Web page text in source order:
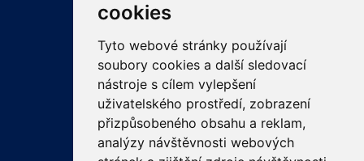
cookies
Tyto webové stránky používají
soubory cookies a další sledovací
nástroje s cílem vylepšení
uživatelského prostředí, zobrazení
přizpůsobeného obsahu a reklam,
analýzy návštěvnosti webových
ODKAZY
PRO LÉKAŘE
PRO VEŘEJNOST
VZDĚLÁVÁNÍ